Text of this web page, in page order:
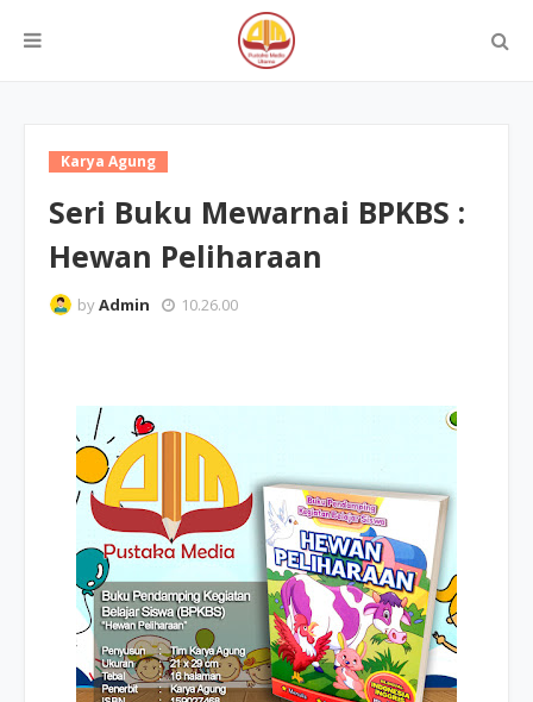
Karya Agung
Seri Buku Mewarnai BPKBS :
Hewan Peliharaan
byAdmin 10.26.00